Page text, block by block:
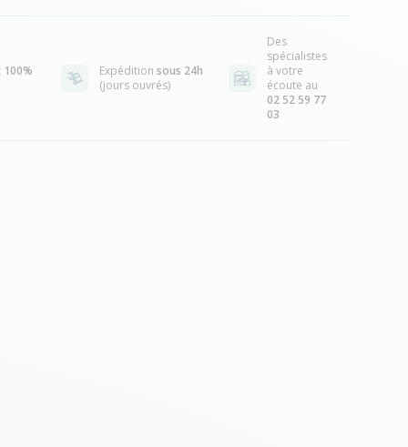
100%
Expédition sous 24h
(jours ouvrés)
Des
spécialistes
à votre
écoute au
02 52 59 77
03